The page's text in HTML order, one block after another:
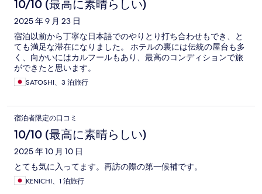
10/10 (最高に素晴らしい)
2025 年 9 月 23 日
宿泊以前から丁寧な日本語でのやりとり打ち合わせもでき、と
ても満足な滞在になりました。 ホテルの裏には伝統の屋台も多
く、向かいにはカルフールもあり、最高のコンディションで旅
ができたと思います。
SATOSHI、3 泊旅行
宿泊者限定の口コミ
10/10 (最高に素晴らしい)
2025 年 10 月 10 日
とても気に入ってます。再訪の際の第一候補です。
KENICHI、1 泊旅行